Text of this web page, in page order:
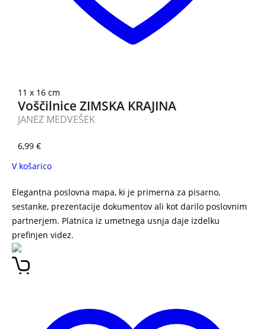
11 x 16 cm
Voščilnice ZIMSKA KRAJINA
JANEZ MEDVEŠEK
6,99 €
V košarico
Elegantna poslovna mapa, ki je primerna za pisarno,
sestanke, prezentacije dokumentov ali kot darilo poslovnim
partnerjem. Platnica iz umetnega usnja daje izdelku
prefinjen videz.